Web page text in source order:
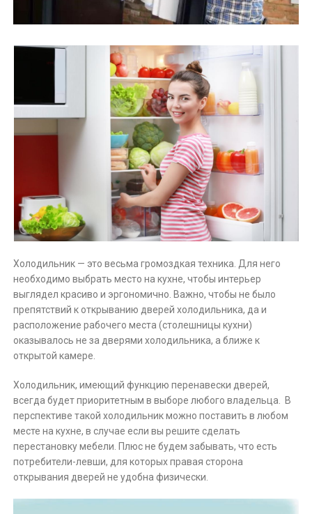
Холодильник — это весьма громоздкая техника. Для него
необходимо выбрать место на кухне, чтобы интерьер
выглядел красиво и эргономично. Важно, чтобы не было
препятствий к открыванию дверей холодильника, да и
расположение рабочего места (столешницы кухни)
оказывалось не за дверями холодильника, а ближе к
открытой камере.
Холодильник, имеющий функцию перенавески дверей,
всегда будет приоритетным в выборе любого владельца. В
перспективе такой холодильник можно поставить в любом
месте на кухне, в случае если вы решите сделать
перестановку мебели. Плюс не будем забывать, что есть
потребители-левши, для которых правая сторона
открывания дверей не удобна физически.